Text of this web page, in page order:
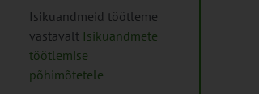
Isikuandmeid töötleme
vastavalt Isikuandmete
töötlemise
põhimõtetele